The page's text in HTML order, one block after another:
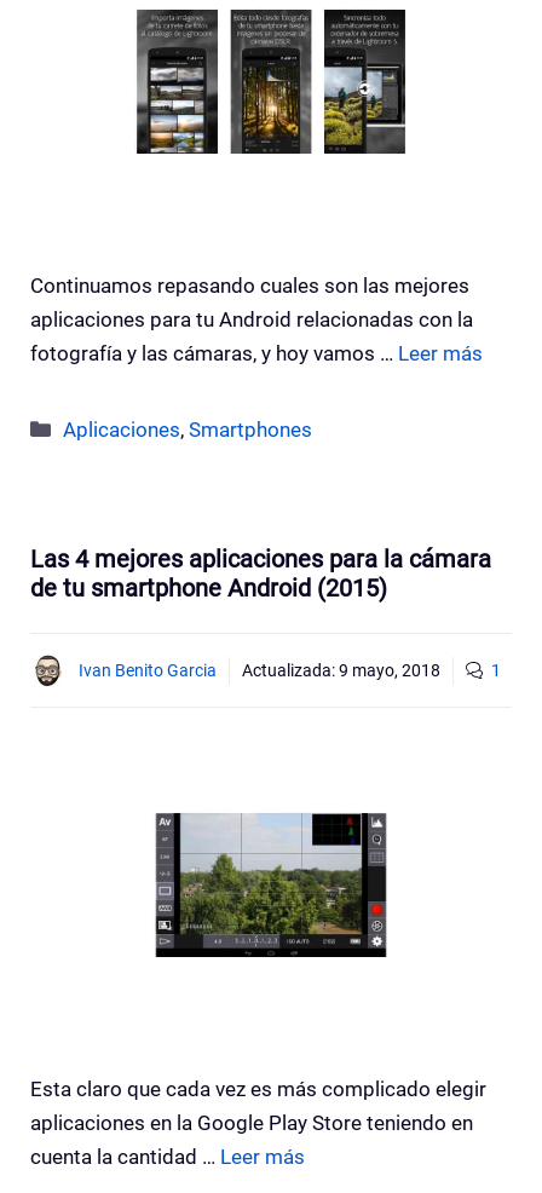
Continuamos repasando cuales son las mejores
aplicaciones para tu Android relacionadas con la
fotografía y las cámaras, y hoy vamos … Leer más
Categorías
Aplicaciones,Smartphones
Las 4 mejores aplicaciones para la cámara
de tu smartphone Android (2015)
Ivan Benito Garcia Actualizada:9 mayo, 2018 1
Esta claro que cada vez es más complicado elegir
aplicaciones en la Google Play Store teniendo en
cuenta la cantidad … Leer más